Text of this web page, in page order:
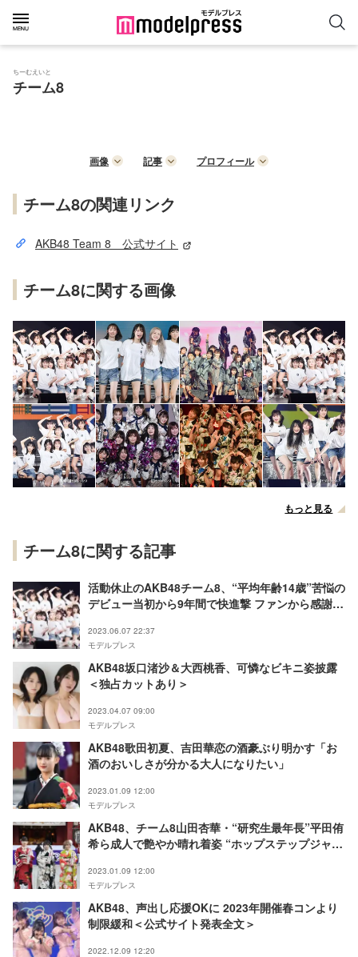
ちーむえいと
チーム8
画像 記事 プロフィール
チーム8の関連リンク
AKB48 Team 8 公式サイト
チーム8に関する画像
もっと見る
チーム8に関する記事
活動休止のAKB48チーム8、“平均年齢14歳”苦悩の
デビュー当初から9年間で快進撃 ファンから感謝の
2023.06.07 22:37
モデルプレス
AKB48坂口渚沙＆大西桃香、可憐なビキニ姿披露
＜独占カットあり＞
2023.04.07 09:00
モデルプレス
AKB48歌田初夏、吉田華恋の酒豪ぶり明かす「お
酒のおいしさが分かる大人になりたい」
2023.01.09 12:00
モデルプレス
AKB48、チーム8山田杏華・“研究生最年長”平田侑
希ら成人で艶やか晴れ着姿 “ホップステップジャン
2023.01.09 12:00
モデルプレス
AKB48、声出し応援OKに 2023年開催春コンより
制限緩和＜公式サイト発表全文＞
2022.12.09 12:20